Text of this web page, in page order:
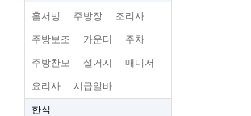
홀서빙 주방장 조리사
주방보조 카운터 주차
주방찬모 설거지 매니저
요리사 시급알바
한식